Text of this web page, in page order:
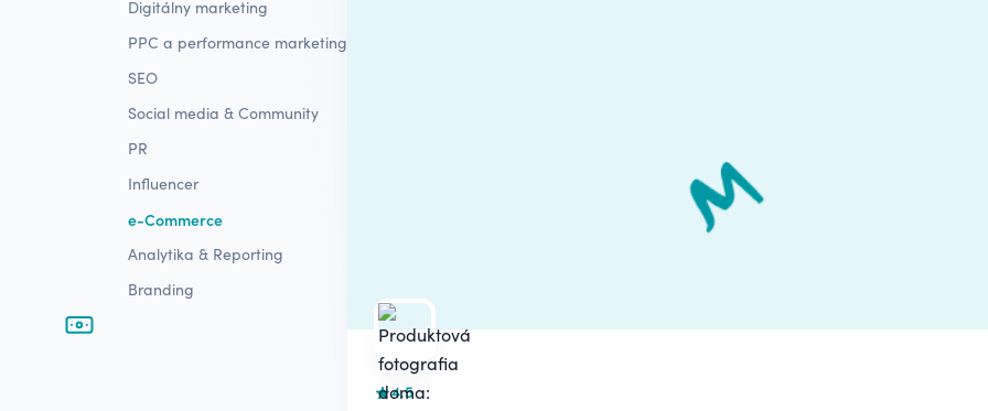
Digitálny marketing
PPC a performance marketing
SEO
Social media & Community
PR
Influencer
e-Commerce
Analytika & Reporting
Branding
4.5